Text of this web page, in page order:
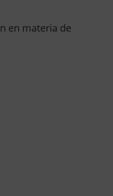
en materia de